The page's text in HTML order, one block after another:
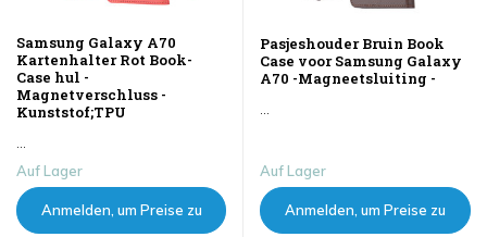
Samsung Galaxy A70
Kartenhalter Rot Book-
Case hul -
Magnetverschluss -
Kunststof;TPU
...
Auf Lager
Anmelden, um Preise zu
Pasjeshouder Bruin Book
Case voor Samsung Galaxy
A70 -Magneetsluiting -
...
Auf Lager
Anmelden, um Preise zu